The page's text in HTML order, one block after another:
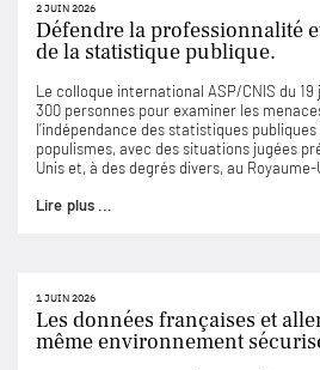
2 JUIN 2026
Défendre la professionnalité
de la statistique publique.
Le colloque international ASP/CNIS du
300 personnes pour examiner les
l’indépendance des statistiques
populismes, avec des situations jugées
Unis et, à des degrés divers, au
Lire plus ...
1 JUIN 2026
Les données françaises et
même environnement